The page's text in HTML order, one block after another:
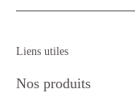
Liens utiles
Nos produits